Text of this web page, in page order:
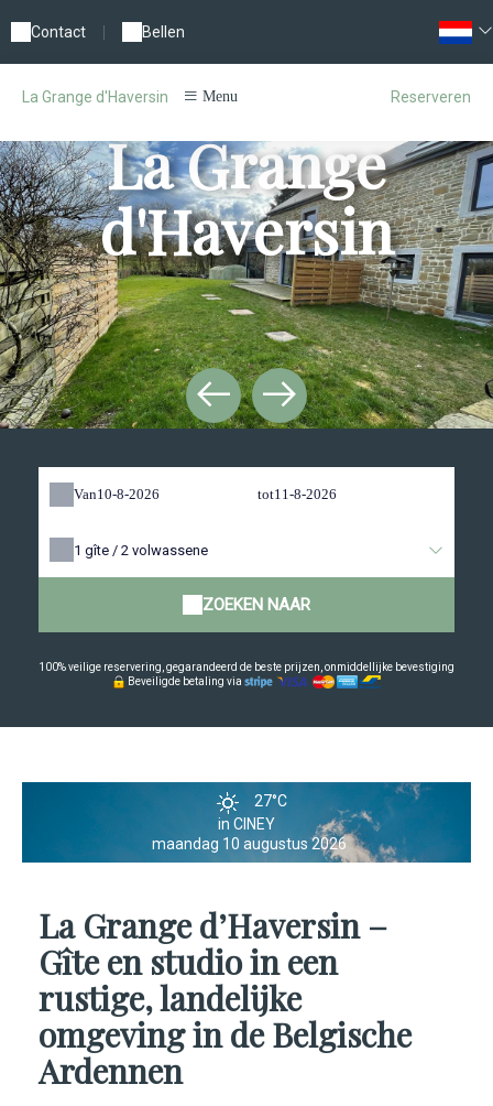
Contact Bellen
La Grange d'Haversin Menu Reserveren
La Grange
d'Haversin
Van tot
1 gîte / 2 volwassene
ZOEKEN NAAR
100% veilige reservering, gegarandeerd de beste prijzen, onmiddellijke bevestiging
Beveiligde betaling via
27°C
in CINEY
maandag 10 augustus 2026
La Grange d’Haversin –
Gîte en studio in een
rustige, landelijke
omgeving in de Belgische
Ardennen